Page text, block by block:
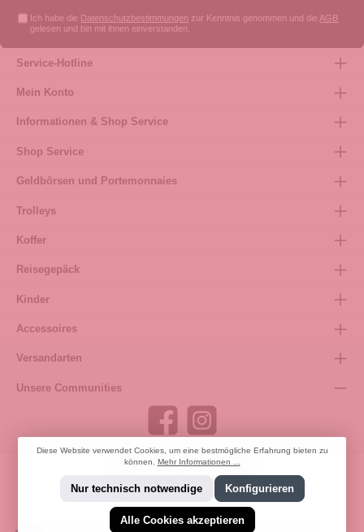
Ich habe die Datenschutzbestimmungen zur Kenntnis genommen und die AGB
gelesen und bin mit ihnen einverstanden.
Service-Hotline
Mein Konto
Informationen & Shop Service
Shop Service
Geldbörsen und Portemonnaies
Trolleys
Koffer
Reisegepäck
Kinder
Accessoires
Versandarten
Unsere Communities
Bestellung widerrufen
* Alle Preise inkl. gesetzl. Mehrwertsteuer zzgl. Versandkosten
Diese Website verwendet Cookies, um eine bestmögliche Erfahrung bieten zu
können. Mehr Informationen ...
Nur technisch notwendige Konfigurieren
Alle Cookies akzeptieren